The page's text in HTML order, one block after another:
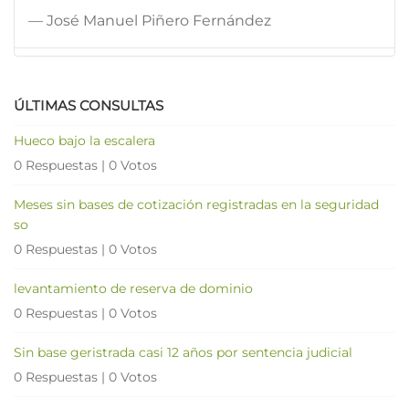
— José Manuel Piñero Fernández
ÚLTIMAS CONSULTAS
Hueco bajo la escalera
0 Respuestas | 0 Votos
Meses sin bases de cotización registradas en la seguridad
so
0 Respuestas | 0 Votos
levantamiento de reserva de dominio
0 Respuestas | 0 Votos
Sin base geristrada casi 12 años por sentencia judicial
0 Respuestas | 0 Votos